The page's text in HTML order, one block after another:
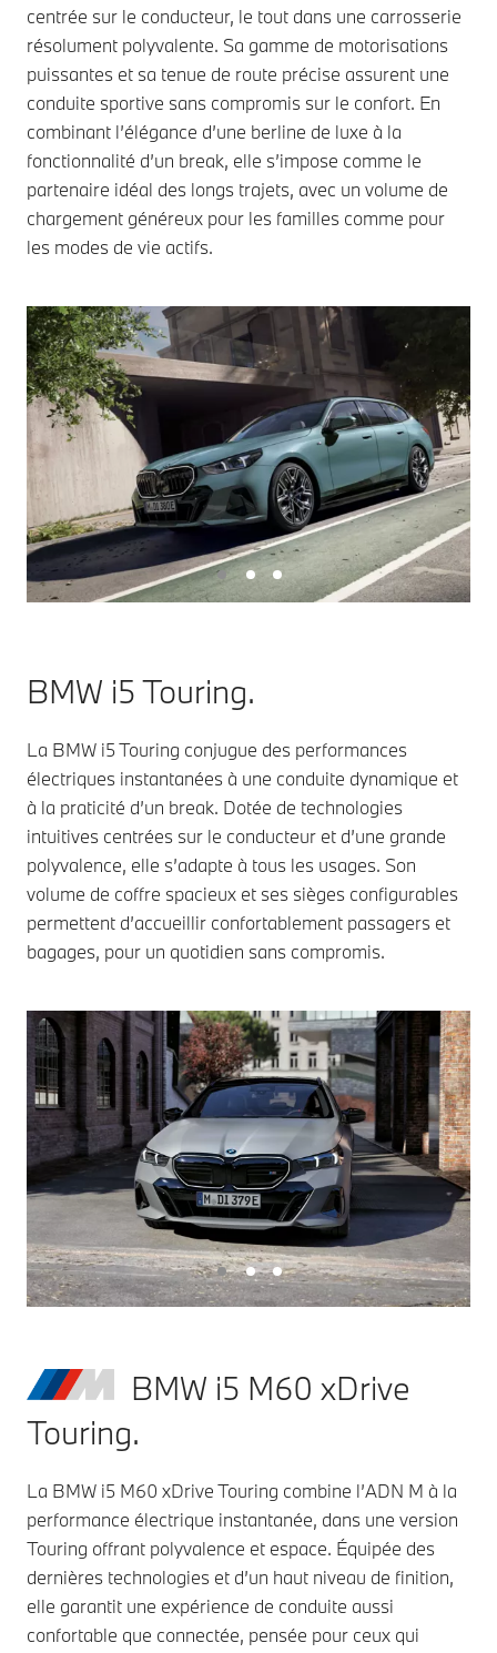
centrée sur le conducteur, le tout dans une carrosserie
résolument polyvalente. Sa gamme de motorisations
puissantes et sa tenue de route précise assurent une
conduite sportive sans compromis sur le confort. En
combinant l’élégance d’une berline de luxe à la
fonctionnalité d’un break, elle s’impose comme le
partenaire idéal des longs trajets, avec un volume de
chargement généreux pour les familles comme pour
les modes de vie actifs.
BMW i5 Touring.
La BMW i5 Touring conjugue des performances
électriques instantanées à une conduite dynamique et
à la praticité d’un break. Dotée de technologies
intuitives centrées sur le conducteur et d’une grande
polyvalence, elle s’adapte à tous les usages. Son
volume de coffre spacieux et ses sièges configurables
permettent d’accueillir confortablement passagers et
bagages, pour un quotidien sans compromis.
BMW i5 M60 xDrive
Touring.
La BMW i5 M60 xDrive Touring combine l’ADN M à la
performance électrique instantanée, dans une version
Touring offrant polyvalence et espace. Équipée des
dernières technologies et d’un haut niveau de finition,
elle garantit une expérience de conduite aussi
confortable que connectée, pensée pour ceux qui